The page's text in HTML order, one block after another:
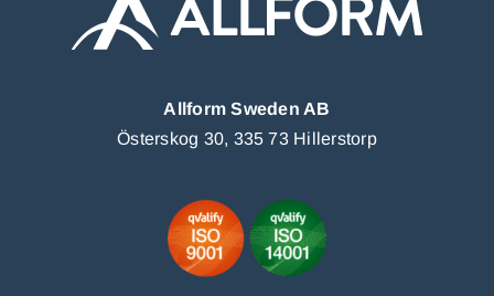
Allform Sweden AB
Österskog 30, 335 73 Hillerstorp